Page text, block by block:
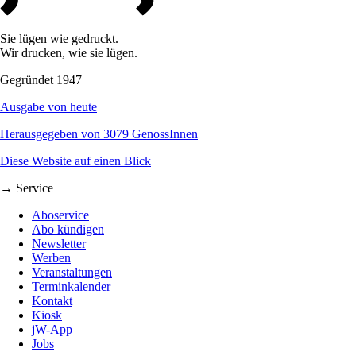
Sie lügen wie gedruckt.
Wir drucken, wie sie lügen.
Gegründet 1947
Ausgabe von heute
Herausgegeben von 3079 GenossInnen
Diese Website auf einen Blick
→ Service
Aboservice
Abo kündigen
Newsletter
Werben
Veranstaltungen
Terminkalender
Kontakt
Kiosk
jW-App
Jobs